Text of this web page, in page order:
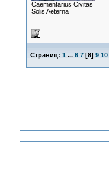
Сaementarius Civitas
Solis Aeterna
Страниц: 1 ... 6 7[8] 9 10